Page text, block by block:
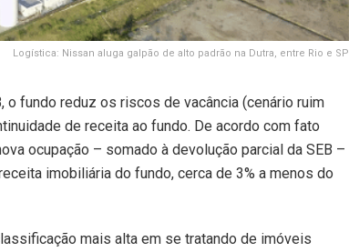
Logística: Nissan aluga galpão de alto padrão na Dutra, entre Rio e SP
o fundo reduz os riscos de vacância (cenário ruim
de receita ao fundo. De acordo com fato
ocupação – somado à devolução parcial da SEB –
imobiliária do fundo, cerca de 3% a menos do
mais alta em se tratando de imóveis